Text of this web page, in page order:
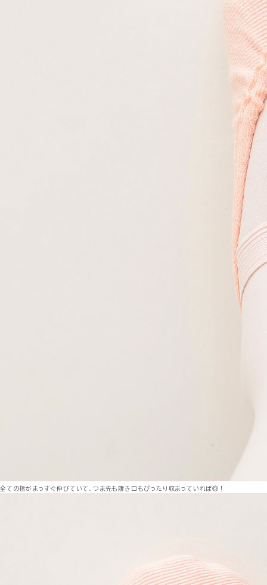
全ての指がまっすぐ伸びていて、つま先も履き口もぴったり収まっていれば◎！